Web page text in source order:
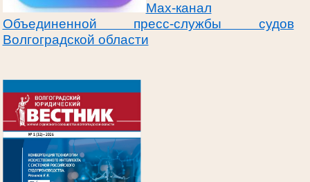
Max-канал
Объединенной пресс-службы судов
Волгоградской области